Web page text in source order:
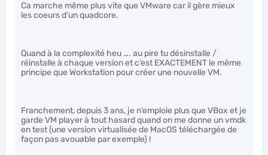
Ca marche même plus vite que VMware car il gère mieux
les coeurs d’un quadcore.
Quand à la complexité heu …. au pire tu désinstalle /
réinstalle à chaque version et c’est EXACTEMENT le même
principe que Workstation pour créer une nouvelle VM.
Franchement, depuis 3 ans, je n’emploie plus que VBox et je
garde VM player à tout hasard quand on me donne un vmdk
en test (une version virtualisée de MacOS téléchargée de
façon pas avouable par exemple) !